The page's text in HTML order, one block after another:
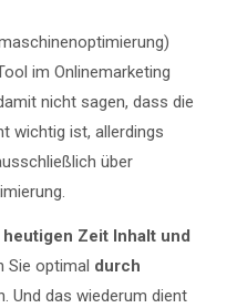
im Onlinemarketing
nicht sagen, dass die
wichtig ist, allerdings
über
Zeit Inhalt und
Sie optimal durch
Und das wiederum dient